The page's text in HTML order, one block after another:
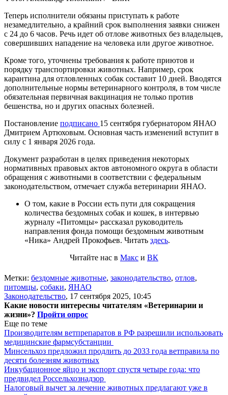
Теперь исполнители обязаны приступать к работе
незамедлительно, а крайний срок выполнения заявки снижен
с 24 до 6 часов. Речь идет об отлове животных без владельцев,
совершивших нападение на человека или другое животное.
Кроме того, уточнены требования к работе приютов и
порядку транспортировки животных. Например, срок
карантина для отловленных собак составит 10 дней. Вводятся
дополнительные нормы ветеринарного контроля, в том числе
обязательная первичная вакцинация не только против
бешенства, но и других опасных болезней.
Постановление подписано 15 сентября губернатором ЯНАО
Дмитрием Артюховым. Основная часть изменений вступит в
силу с 1 января 2026 года.
Документ разработан в целях приведения некоторых
нормативных правовых актов автономного округа в области
обращения с животными в соответствии с федеральным
законодательством, отмечает служба ветеринарии ЯНАО.
О том, какие в России есть пути для сокращения
количества бездомных собак и кошек, в интервью
журналу «Питомцы» рассказал руководитель
направления фонда помощи бездомным животным
«Ника» Андрей Прокофьев. Читать здесь.
Читайте нас в Макс и ВК
Метки: бездомные животные, законодательство, отлов,
питомцы, собаки, ЯНАО
Законодательство, 17 сентября 2025, 10:45
Какие новости интересны читателям «Ветеринарии и
жизни»? Пройти опрос
Еще по теме
Производителям ветпрепаратов в РФ разрешили использовать
медицинские фармсубстанции
Минсельхоз предложил продлить до 2033 года ветправила по
десяти болезням животных
Инкубационное яйцо и экспорт спустя четыре года: что
предвидел Россельхознадзор
Налоговый вычет за лечение животных предлагают уже в